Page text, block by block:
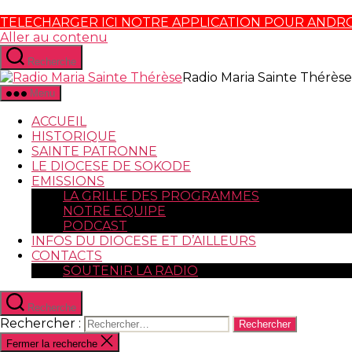
TELECHARGER ICI NOTRE APPLICATION POUR
Aller au contenu
Recherche
Radio Maria Sainte Thérèse
Menu
ACCUEIL
HISTORIQUE
SAINTE PATRONNE
LE DIOCESE DE SOKODE
EMISSIONS
LA GRILLE DES PROGRAMMES
NOTRE EQUIPE
PODCAST
INFOS DU DIOCESE ET D’AILLEURS
CONTACTS
SOUTENIR LA RADIO
Recherche
Rechercher :
Fermer la recherche